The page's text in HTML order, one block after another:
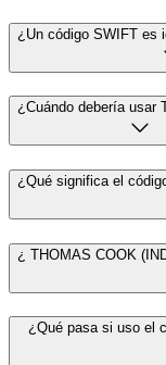
¿Un código SWIFT es
¿Cuándo debería usar
¿Qué significa el
¿ THOMAS COOK
¿Qué pasa si uso el